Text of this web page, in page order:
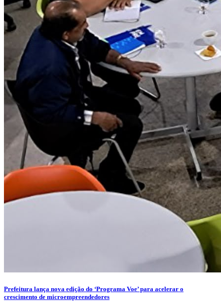
Prefeitura lança nova edição do ‘Programa Voe’ para acelerar o
crescimento de microempreendedores